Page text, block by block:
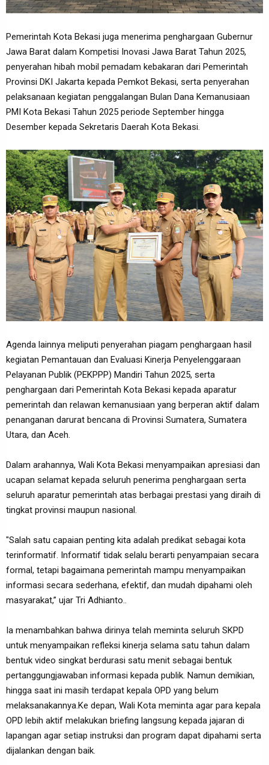
Pemerintah Kota Bekasi juga menerima penghargaan Gubernur
Jawa Barat dalam Kompetisi Inovasi Jawa Barat Tahun 2025,
penyerahan hibah mobil pemadam kebakaran dari Pemerintah
Provinsi DKI Jakarta kepada Pemkot Bekasi, serta penyerahan
pelaksanaan kegiatan penggalangan Bulan Dana Kemanusiaan
PMI Kota Bekasi Tahun 2025 periode September hingga
Desember kepada Sekretaris Daerah Kota Bekasi.
Agenda lainnya meliputi penyerahan piagam penghargaan hasil
kegiatan Pemantauan dan Evaluasi Kinerja Penyelenggaraan
Pelayanan Publik (PEKPPP) Mandiri Tahun 2025, serta
penghargaan dari Pemerintah Kota Bekasi kepada aparatur
pemerintah dan relawan kemanusiaan yang berperan aktif dalam
penanganan darurat bencana di Provinsi Sumatera, Sumatera
Utara, dan Aceh.
Dalam arahannya, Wali Kota Bekasi menyampaikan apresiasi dan
ucapan selamat kepada seluruh penerima penghargaan serta
seluruh aparatur pemerintah atas berbagai prestasi yang diraih di
tingkat provinsi maupun nasional.
"Salah satu capaian penting kita adalah predikat sebagai kota
terinformatif. Informatif tidak selalu berarti penyampaian secara
formal, tetapi bagaimana pemerintah mampu menyampaikan
informasi secara sederhana, efektif, dan mudah dipahami oleh
masyarakat,” ujar Tri Adhianto..
Ia menambahkan bahwa dirinya telah meminta seluruh SKPD
untuk menyampaikan refleksi kinerja selama satu tahun dalam
bentuk video singkat berdurasi satu menit sebagai bentuk
pertanggungjawaban informasi kepada publik. Namun demikian,
hingga saat ini masih terdapat kepala OPD yang belum
melaksanakannya.Ke depan, Wali Kota meminta agar para kepala
OPD lebih aktif melakukan briefing langsung kepada jajaran di
lapangan agar setiap instruksi dan program dapat dipahami serta
dijalankan dengan baik.